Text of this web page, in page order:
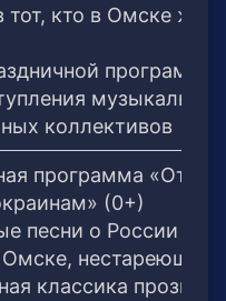
тот, кто в Омске
программы
коллективов
программа «От
(0+)
песни о России и
нестареющая
классика